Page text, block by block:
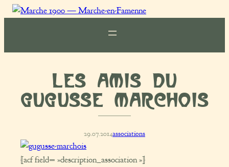
Les amis du
Gugusse marchois
29.07.2014associations
[acf field= »description_association »]